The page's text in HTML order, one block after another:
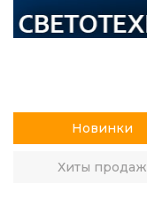
Новинки
Хиты продаж